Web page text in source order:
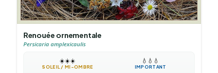
Renouée ornementale
Persicaria amplexicaulis
☀️☀️☀️
SOLEIL / MI-OMBRE
💧 💧 💧
IMPORTANT